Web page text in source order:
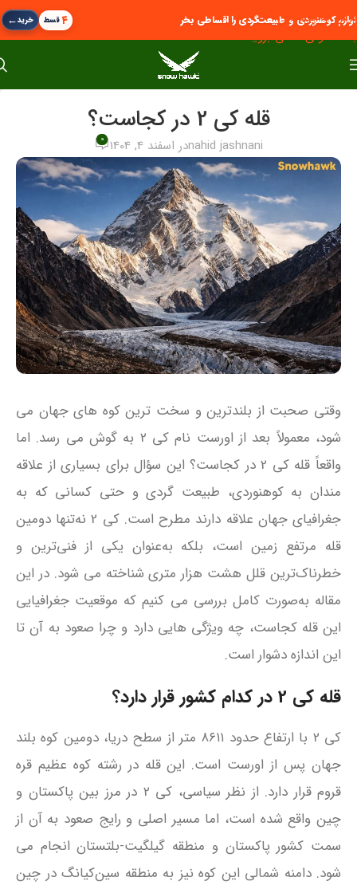
پرش به پیمایش
به محتوای اصلی بروید
لوازم کوهنوردی و طبیعت‌گردی را اقساطی بخر ۴قسط خرید←
قله کی 2 در کجاست؟
nahid jashnaniدر اسفند 4, 1404 0
وقتی صحبت از بلندترین و سخت‌ ترین کوه‌ های جهان می‌
شود، معمولاً بعد از اورست نام کی 2 به گوش می‌ رسد. اما
واقعاً قله کی 2 در کجاست؟ این سؤال برای بسیاری از علاقه‌
مندان به کوهنوردی، طبیعت‌ گردی و حتی کسانی که به
جغرافیای جهان علاقه دارند مطرح است. کی 2 نه‌تنها دومین
قله مرتفع زمین است، بلکه به‌عنوان یکی از فنی‌ترین و
خطرناک‌ترین قلل هشت‌ هزار متری شناخته می‌ شود. در این
مقاله به‌صورت کامل بررسی می‌ کنیم که موقعیت جغرافیایی
این قله کجاست، چه ویژگی‌ هایی دارد و چرا صعود به آن تا
این اندازه دشوار است.
قله کی 2 در کدام کشور قرار دارد؟
کی 2 با ارتفاع حدود ۸۶۱۱ متر از سطح دریا، دومین کوه بلند
جهان پس از اورست است. این قله در رشته‌ کوه عظیم قره‌
قروم قرار دارد. از نظر سیاسی، کی 2 در مرز بین پاکستان و
چین واقع شده است، اما مسیر اصلی و رایج صعود به آن از
سمت کشور پاکستان و منطقه گیلگیت-بلتستان انجام می‌
شود. دامنه شمالی این کوه نیز به منطقه سین‌کیانگ در چین